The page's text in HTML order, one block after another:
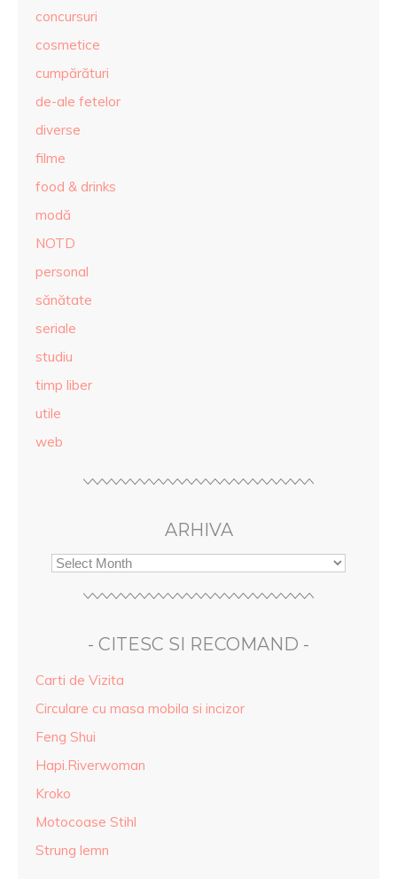
concursuri
cosmetice
cumpărături
de-ale fetelor
diverse
filme
food & drinks
modă
NOTD
personal
sănătate
seriale
studiu
timp liber
utile
web
ARHIVA
- CITESC SI RECOMAND -
Carti de Vizita
Circulare cu masa mobila si incizor
Feng Shui
Hapi.Riverwoman
Kroko
Motocoase Stihl
Strung lemn